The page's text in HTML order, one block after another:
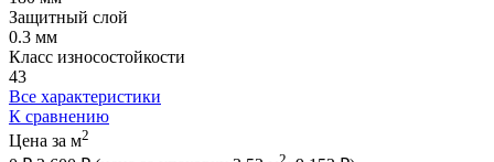
Защитный слой
0.3 мм
Класс износостойкости
43
Все характеристики
К сравнению
Цена за м2